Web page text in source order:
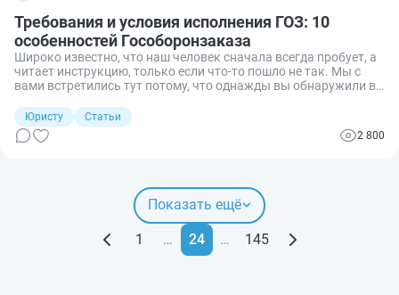
Требования и условия исполнения ГОЗ: 10
особенностей Гособоронзаказа
Широко известно, что наш человек сначала всегда пробует, а
читает инструкцию, только если что-то пошло не так. Мы с
вами встретились тут потому, что однажды вы обнаружили в
государственного оборонного заказа… Федерального закона
№ 275-ФЗ». Так вот, инструкция уже находится перед вами,
ознакомьтесь с нею прямо сейчас, ведь в ГОЗ ставки слишком
Юристу
Статьи
2 800
Показать ещё
1 … 24 … 145